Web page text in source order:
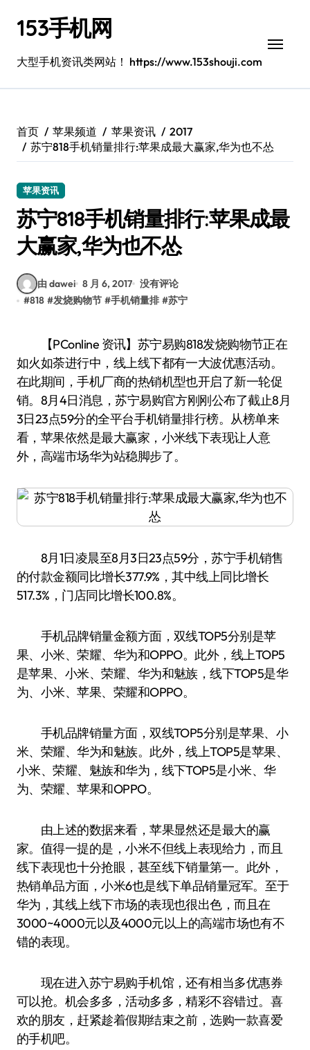
153手机网
大型手机资讯类网站！ https://www.153shouji.com
首页 苹果频道 苹果资讯
2017
苏宁818手机销量排行:苹果成最大赢家,华为也不怂
苹果资讯
苏宁818手机销量排行:苹果成最
大赢家,华为也不怂
由 dawei 8 月 6, 2017 没有评论
#818 #发烧购物节 #手机销量排 #苏宁
【PConline 资讯】苏宁易购818发烧购物节正在
如火如荼进行中，线上线下都有一大波优惠活动。
在此期间，手机厂商的热销机型也开启了新一轮促
销。8月4日消息，苏宁易购官方刚刚公布了截止8月
3日23点59分的全平台手机销量排行榜。从榜单来
看，苹果依然是最大赢家，小米线下表现让人意
外，高端市场华为站稳脚步了。
8月1日凌晨至8月3日23点59分，苏宁手机销售
的付款金额同比增长377.9%，其中线上同比增长
517.3%，门店同比增长100.8%。
手机品牌销量金额方面，双线TOP5分别是苹
果、小米、荣耀、华为和OPPO。此外，线上TOP5
是苹果、小米、荣耀、华为和魅族，线下TOP5是华
为、小米、苹果、荣耀和OPPO。
手机品牌销量方面，双线TOP5分别是苹果、小
米、荣耀、华为和魅族。此外，线上TOP5是苹果、
小米、荣耀、魅族和华为，线下TOP5是小米、华
为、荣耀、苹果和OPPO。
由上述的数据来看，苹果显然还是最大的赢
家。值得一提的是，小米不但线上表现给力，而且
线下表现也十分抢眼，甚至线下销量第一。此外，
热销单品方面，小米6也是线下单品销量冠军。至于
华为，其线上线下市场的表现也很出色，而且在
3000~4000元以及4000元以上的高端市场也有不
错的表现。
现在进入苏宁易购手机馆，还有相当多优惠券
可以抢。机会多多，活动多多，精彩不容错过。喜
欢的朋友，赶紧趁着假期结束之前，选购一款喜爱
的手机吧。